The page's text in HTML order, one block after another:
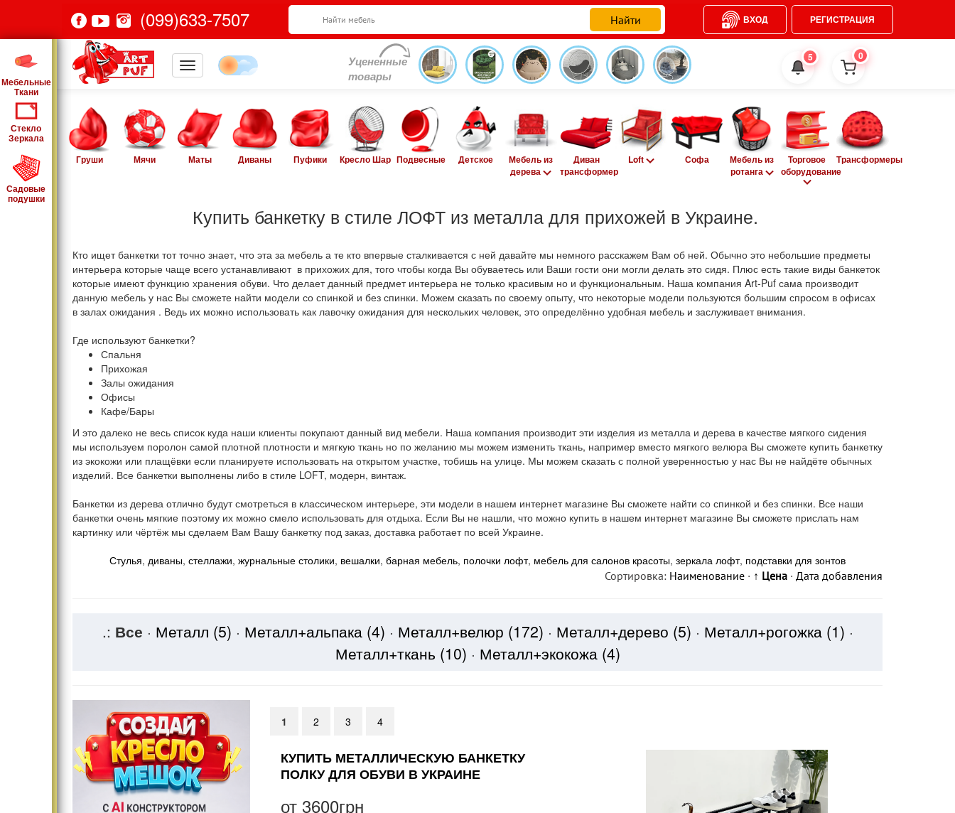
(099)633-7507 ВХОД РЕГИСТРАЦИЯ
Уцененные
товары
5 0
Груши Мячи Маты Диваны Пуфики Кресло Шар Подвесные Детское
Мебель из
дерева
Диван
трансформер
Loft Софа
Мебель из
ротанга
Торговое
оборудование
Трансформеры
Мебельные
Ткани
Стекло
Зеркала
Садовые
подушки
Купить банкетку в стиле ЛОФТ из металла для прихожей в Украине.
Кто ищет банкетки тот точно знает, что эта за мебель а те кто впервые сталкивается с ней давайте мы немного расскажем Вам об ней. Обычно это небольшие предметы
интерьера которые чаще всего устанавливают в прихожих для, того чтобы когда Вы обуваетесь или Ваши гости они могли делать это сидя. Плюс есть такие виды банкеток
которые имеют функцию хранения обуви. Что делает данный предмет интерьера не только красивым но и функциональным. Наша компания Art-Puf сама производит
данную мебель у нас Вы сможете найти модели со спинкой и без спинки. Можем сказать по своему опыту, что некоторые модели пользуются большим спросом в офисах
в залах ожидания . Ведь их можно использовать как лавочку ожидания для нескольких человек, это определённо удобная мебель и заслуживает внимания.
Где используют банкетки?
Спальня
Прихожая
Залы ожидания
Офисы
Кафе/Бары
И это далеко не весь список куда наши клиенты покупают данный вид мебели. Наша компания производит эти изделия из металла и дерева в качестве мягкого сидения
мы используем поролон самой плотной плотности и мягкую ткань но по желанию мы можем изменить ткань, например вместо мягкого велюра Вы сможете купить банкетку
из экокожи или плащёвки если планируете использовать на открытом участке, тобишь на улице. Мы можем сказать с полной уверенностью у нас Вы не найдёте обычных
изделий. Все банкетки выполнены либо в стиле LOFT, модерн, винтаж.
Банкетки из дерева отлично будут смотреться в классическом интерьере, эти модели в нашем интернет магазине Вы сможете найти со спинкой и без спинки. Все наши
банкетки очень мягкие поэтому их можно смело использовать для отдыха. Если Вы не нашли, что можно купить в нашем интернет магазине Вы сможете прислать нам
картинку или чёртёж мы сделаем Вам Вашу банкетку под заказ, доставка работает по всей Украине.
Стулья, диваны, стеллажи, журнальные столики, вешалки, барная мебель, полочки лофт, мебель для салонов красоты, зеркала лофт, подставки для зонтов
Сортировка: Наименование · ↑ Цена · Дата добавления
.: Все · Металл (5) · Металл+альпака (4) · Металл+велюр (172) · Металл+дерево (5) · Металл+рогожка (1) ·
Металл+ткань (10) · Металл+экокожа (4)
1 2 3 4
КУПИТЬ МЕТАЛЛИЧЕСКУЮ БАНКЕТКУ
ПОЛКУ ДЛЯ ОБУВИ В УКРАИНЕ
от 3600грн